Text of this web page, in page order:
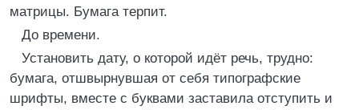
матрицы. Бумага терпит.
До времени.
Установить дату, о которой идёт речь, трудно:
бумага, отшвырнувшая от себя типографские
шрифты, вместе с буквами заставила отступить и